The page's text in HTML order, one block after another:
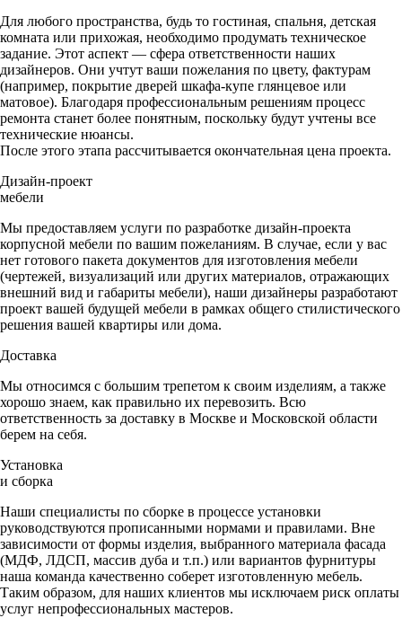
Для любого пространства, будь то гостиная, спальня, детская
комната или прихожая, необходимо продумать техническое
задание. Этот аспект — сфера ответственности наших
дизайнеров. Они учтут ваши пожелания по цвету, фактурам
(например, покрытие дверей шкафа-купе глянцевое или
матовое). Благодаря профессиональным решениям процесс
ремонта станет более понятным, поскольку будут учтены все
технические нюансы.
После этого этапа рассчитывается окончательная цена проекта.
Дизайн-проект
мебели
Мы предоставляем услуги по разработке дизайн-проекта
корпусной мебели по вашим пожеланиям. В случае, если у вас
нет готового пакета документов для изготовления мебели
(чертежей, визуализаций или других материалов, отражающих
внешний вид и габариты мебели), наши дизайнеры разработают
проект вашей будущей мебели в рамках общего стилистического
решения вашей квартиры или дома.
Доставка
Мы относимся с большим трепетом к своим изделиям, а также
хорошо знаем, как правильно их перевозить. Всю
ответственность за доставку в Москве и Московской области
берем на себя.
Установка
и сборка
Наши специалисты по сборке в процессе установки
руководствуются прописанными нормами и правилами. Вне
зависимости от формы изделия, выбранного материала фасада
(МДФ, ЛДСП, массив дуба и т.п.) или вариантов фурнитуры
наша команда качественно соберет изготовленную мебель.
Таким образом, для наших клиентов мы исключаем риск оплаты
услуг непрофессиональных мастеров.